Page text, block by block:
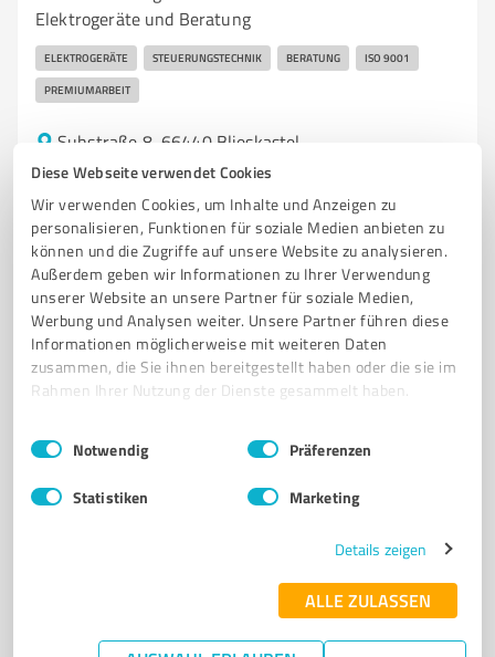
Diese Webseite verwendet Cookies
Wir verwenden Cookies, um Inhalte und Anzeigen zu
personalisieren, Funktionen für soziale Medien anbieten zu
können und die Zugriffe auf unsere Website zu analysieren.
Außerdem geben wir Informationen zu Ihrer Verwendung
unserer Website an unsere Partner für soziale Medien,
Werbung und Analysen weiter. Unsere Partner führen diese
Informationen möglicherweise mit weiteren Daten
zusammen, die Sie ihnen bereitgestellt haben oder die sie im
Rahmen Ihrer Nutzung der Dienste gesammelt haben.
Impressum Datenschutzbestimmungen
Einwilligungsauswahl
Notwendig Präferenzen
Statistiken Marketing
Details zeigen
ALLE ZULASSEN
Elektrogeräte und Beratung
ELEKTROGERÄTE STEUERUNGSTECHNIK BERATUNG ISO 9001
PREMIUMARBEIT
Suhstraße 8, 66440 Blieskastel
Tel. 06842 5070650
info@fs-steuerungstechnik.de
www.fs-steuerungstechnik.de/
3,00 / 5,00
2Bewertungen (1 Quelle)
5 Onlineshops
HUNDESCHATZ: Verkauf hochwertiger, stilvoller und
FUTTERBEHÄLTER UND PFLEGEPRODUKTE.